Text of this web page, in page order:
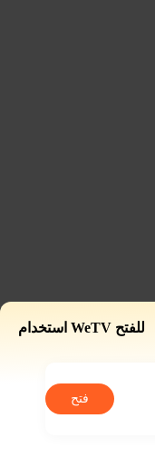
للفتح WeTV استخدام
فتح